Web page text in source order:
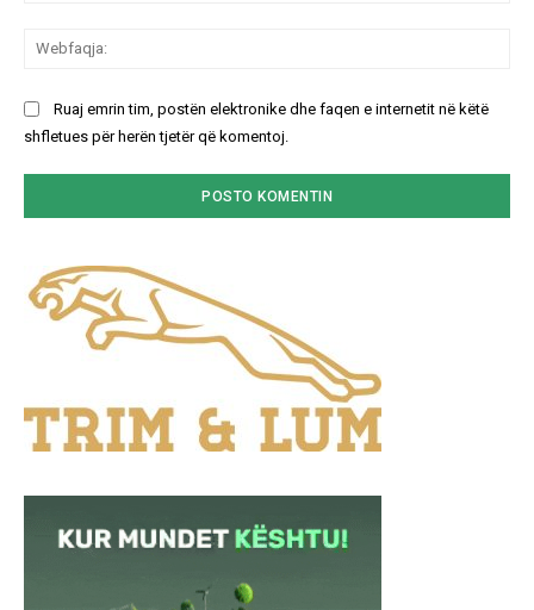
Ruaj emrin tim, postën elektronike dhe faqen e internetit në këtë
shfletues për herën tjetër që komentoj.